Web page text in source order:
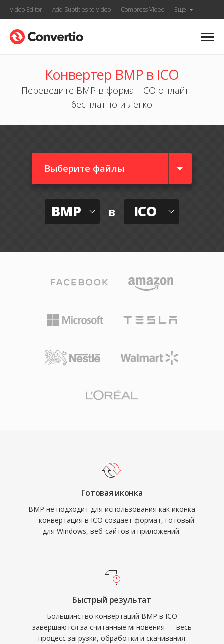
Video Editor Add Subtitles to Video Compress Video Ещё
Конвертер BMP в ICO
Переведите BMP в формат ICO онлайн —
бесплатно и легко
Выберите файлы
BMP в ICO
Готовая иконка
BMP не подходит для использования как иконка
— конвертация в ICO создаёт формат, готовый
для Windows, веб-сайтов и приложений.
Быстрый результат
Большинство конвертаций BMP в ICO
завершаются за считанные мгновения — весь
процесс загрузки, обработки и скачивания